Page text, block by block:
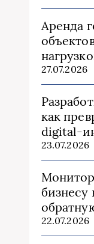
Аренда
27.07.2026
как
digital-
23.07.2026
бизнесу
22.07.2026